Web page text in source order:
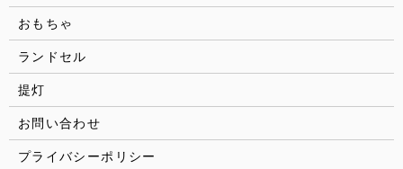
おもちゃ
ランドセル
提灯
お問い合わせ
プライバシーポリシー